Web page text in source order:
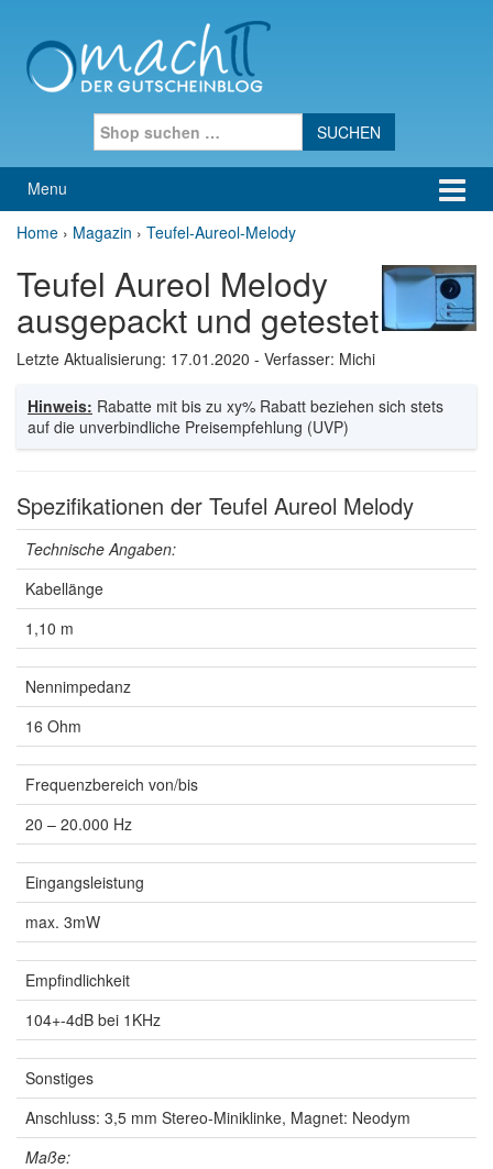
Menu
Home › Magazin › Teufel-Aureol-Melody
Teufel Aureol Melody
ausgepackt und getestet
Letzte Aktualisierung: 17.01.2020 - Verfasser: Michi
Hinweis: Rabatte mit bis zu xy% Rabatt beziehen sich stets
auf die unverbindliche Preisempfehlung (UVP)
Spezifikationen der Teufel Aureol Melody
Technische Angaben:
Kabellänge
1,10 m
Nennimpedanz
16 Ohm
Frequenzbereich von/bis
20 – 20.000 Hz
Eingangsleistung
max. 3mW
Empfindlichkeit
104+-4dB bei 1KHz
Sonstiges
Anschluss: 3,5 mm Stereo-Miniklinke, Magnet: Neodym
Maße: